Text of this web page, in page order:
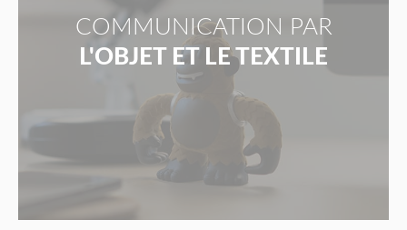
COMMUNICATION PAR
L'OBJET ET LE TEXTILE